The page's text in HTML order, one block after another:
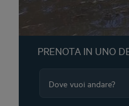
PRENOTA IN UNO